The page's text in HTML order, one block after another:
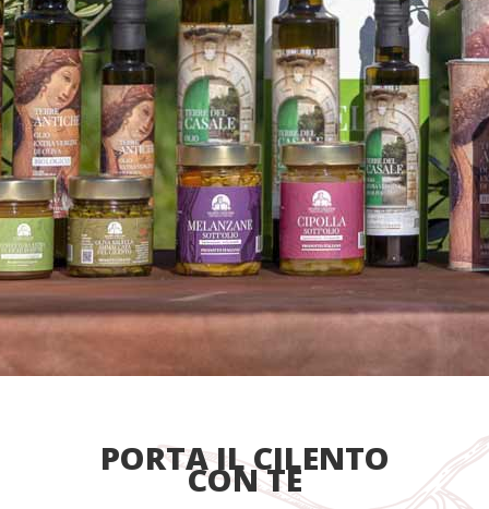
PORTA IL CILENTO
CON TE